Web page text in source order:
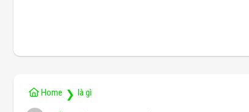
Home ❯ là gì